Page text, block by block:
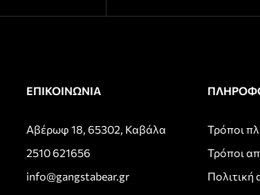
ΕΠΙΚΟΙΝΩΝΙΑ
Αβέρωφ 18, 65302, Καβάλα
2510 621656
info@gangstabear.gr
Τρόποι
Τρόποι
Πολιτική